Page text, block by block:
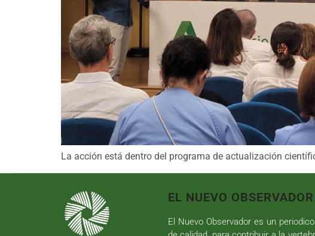
La acción está dentro del programa de actualización
EL NUEVO OBSERVADOR
El Nuevo Observador es un